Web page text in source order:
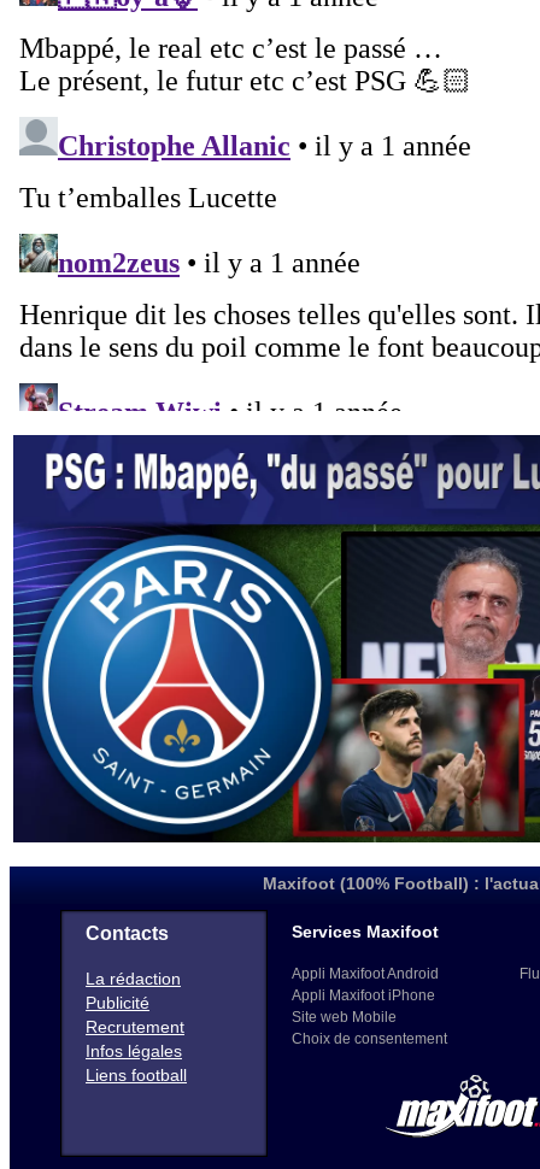
Maxifoot (100% Football) :
Contacts
La rédaction
Publicité
Recrutement
Infos légales
Liens football
Services Maxifoot
Appli Maxifoot Android
Appli Maxifoot iPhone
Site web Mobile
Choix de consentement